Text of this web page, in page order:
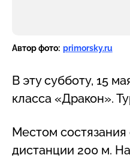
Автор фото: primorsky.ru
В эту субботу, 15
класса «Дракон».
Местом
дистанции 200 м.